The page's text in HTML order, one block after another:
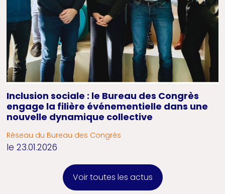
Inclusion sociale : le Bureau des Congrès
engage la filière événementielle dans une
nouvelle dynamique collective
Réseau du Bureau des Congrès
le 23.01.2026
Voir toutes les actus